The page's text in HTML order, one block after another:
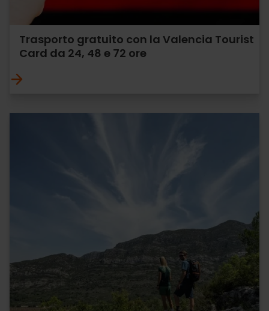
Trasporto gratuito con la Valencia Tourist
Card da 24, 48 e 72 ore